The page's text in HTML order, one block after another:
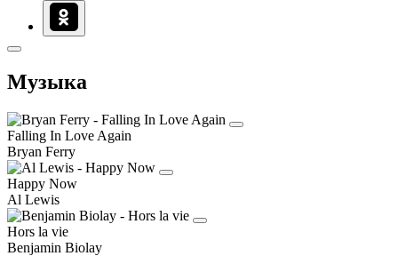
Музыка
Falling In Love Again
Bryan Ferry
Happy Now
Al Lewis
Hors la vie
Benjamin Biolay